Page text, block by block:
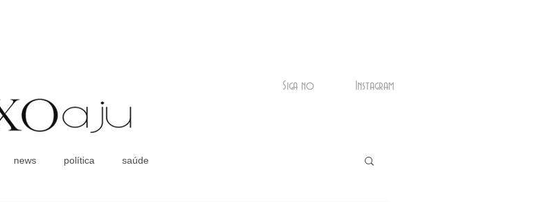
Coluna Social
Siga no Instagram
news política saúde